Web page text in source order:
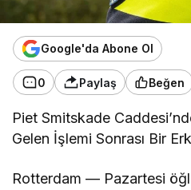
Google'da Abone Ol
0 Paylaş Beğen
Piet Smitskade
Gelen İşlemi Sonrası Bir
Rotterdam — Pazartesi